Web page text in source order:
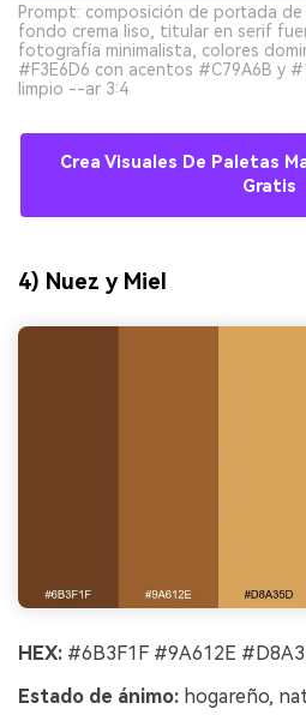
Prompt: composición de portada
fondo crema liso, titular en serif
fotografía minimalista, colores
#F3E6D6 con acentos #C79A6B y
limpio --ar 3:4
Crea Visuales De Paletas
Gratis
4) Nuez y Miel
HEX: #6B3F1F #9A612E
Estado de ánimo: hogareño,